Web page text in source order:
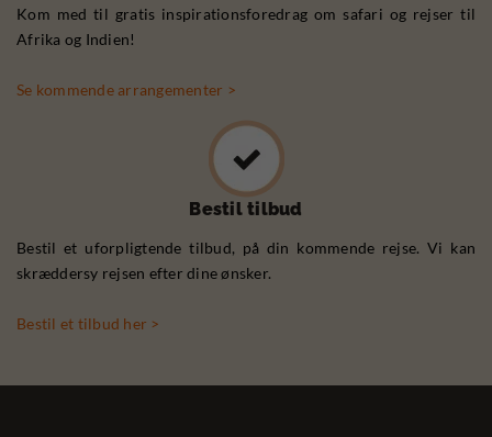
Kom med til gratis inspirationsforedrag om safari og rejser til
Afrika og Indien!
Se kommende arrangementer >
Bestil tilbud
Bestil et uforpligtende tilbud, på din kommende rejse. Vi kan
skræddersy rejsen efter dine ønsker.
Bestil et tilbud her >